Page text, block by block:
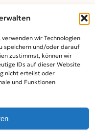
wir Technologien
speichern und/oder darauf
zustimmst, können wir
IDs auf dieser Website
nicht erteilst oder
und Funktionen